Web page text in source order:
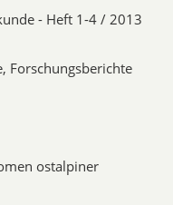
- Heft 1-4 / 2013
Forschungsberichte
ostalpiner